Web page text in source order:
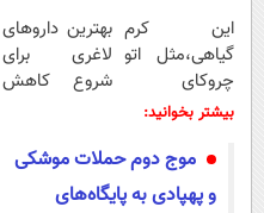
این کرم
گیاهی،مثل اتو
چروکای
پوستتوصاف
بهترین داروهای
لاغری برای
شروع کاهش
نزدیکت!
بیشتر بخوانید:
موج دوم حملات موشکی
و پهپادی به پایگاه‌های